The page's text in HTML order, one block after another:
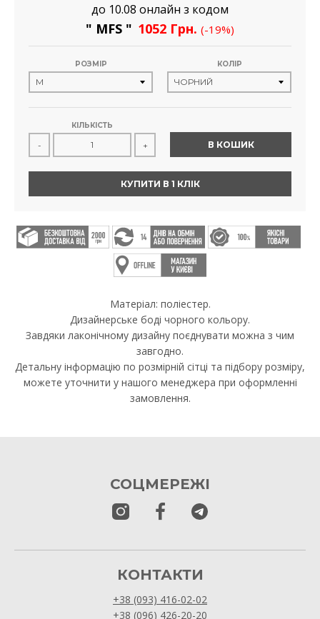
до 10.08 онлайн з кодом
" MFS " 1052 Грн. (-19%)
РОЗМІР КОЛІР
КІЛЬКІСТЬ
- + В КОШИК
КУПИТИ В 1 КЛІК
Матеріал: поліестер.
Дизайнерське боді чорного кольору.
Завдяки лаконічному дизайну поєднувати можна з чим
завгодно.
Детальну інформацію по розмірній сітці та підбору розміру,
можете уточнити у нашого менеджера при оформленні
замовлення.
СОЦМЕРЕЖІ
КОНТАКТИ
+38 (093) 416-02-02
+38 (096) 426-20-20